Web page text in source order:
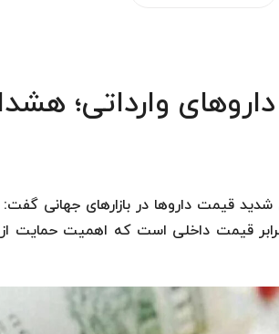
۱۰ برابری داروهای
شدید قیمت داروها در بازارهای جهانی
حتی در کشورهای غیرغربی ۵ تا ۱۰ برابر قیمت داخلی است که